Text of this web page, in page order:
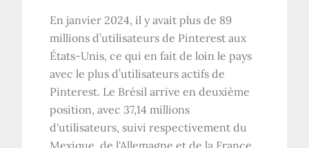
En janvier 2024, il y avait plus de 89
millions d’utilisateurs de Pinterest aux
États-Unis, ce qui en fait de loin le pays
avec le plus d’utilisateurs actifs de
Pinterest. Le Brésil arrive en deuxième
position, avec 37,14 millions
d'utilisateurs, suivi respectivement du